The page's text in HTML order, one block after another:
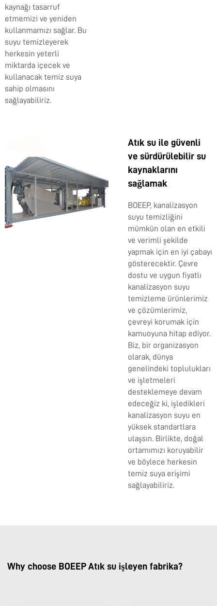
kaynağı tasarruf
etmemizi ve yeniden
kullanmamızı sağlar. Bu
suyu temizleyerek
herkesin yeterli
miktarda içecek ve
kullanacak temiz suya
sahip olmasını
sağlayabiliriz.
Atık su ile güvenli
ve sürdürülebilir su
kaynaklarını
sağlamak
BOEEP, kanalizasyon
suyu temizliğini
mümkün olan en etkili
ve verimli şekilde
yapmak için en iyi çabayı
gösterecektir. Çevre
dostu ve uygun fiyatlı
kanalizasyon suyu
temizleme ürünlerimiz
ve çözümlerimiz,
çevreyi korumak için
kamuoyuna hitap ediyor.
Biz, bir organizasyon
olarak, dünya
genelindeki toplulukları
ve işletmeleri
desteklemeye devam
edeceğiz ki, işledikleri
kanalizasyon suyu en
yüksek standartlara
ulaşsın. Birlikte, doğal
ortamımızı koruyabilir
ve böylece herkesin
temiz suya erişimi
sağlayabiliriz.
Why choose BOEEP Atık su işleyen fabrika?